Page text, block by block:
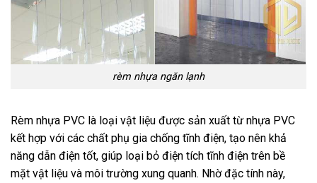
rèm nhựa ngăn lạnh
Rèm nhựa PVC là loại vật liệu được sản xuất từ nhựa PVC
kết hợp với các chất phụ gia chống tĩnh điện, tạo nên khả
năng dẫn điện tốt, giúp loại bỏ điện tích tĩnh điện trên bề
mặt vật liệu và môi trường xung quanh. Nhờ đặc tính này,